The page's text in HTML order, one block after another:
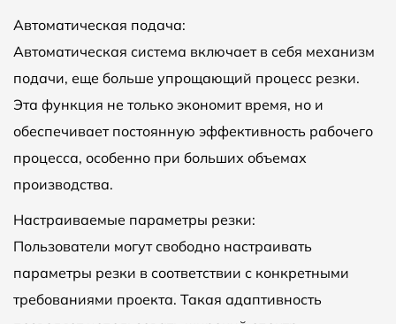
Автоматическая подача:
Автоматическая система включает в себя механизм
подачи, еще больше упрощающий процесс резки.
Эта функция не только экономит время, но и
обеспечивает постоянную эффективность рабочего
процесса, особенно при больших объемах
производства.
Настраиваемые параметры резки:
Пользователи могут свободно настраивать
параметры резки в соответствии с конкретными
требованиями проекта. Такая адаптивность